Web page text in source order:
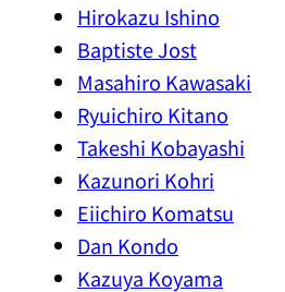
Hirokazu Ishino
Baptiste Jost
Masahiro Kawasaki
Ryuichiro Kitano
Takeshi Kobayashi
Kazunori Kohri
Eiichiro Komatsu
Dan Kondo
Kazuya Koyama